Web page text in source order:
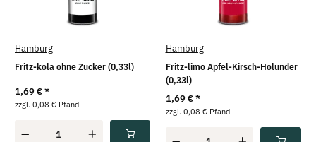
Hamburg
Fritz-kola ohne Zucker (0,33l)
1,69 €*
zzgl. 0,08 € Pfand
Hamburg
Fritz-limo Apfel-Kirsch-Holunder
(0,33l)
1,69 €*
zzgl. 0,08 € Pfand